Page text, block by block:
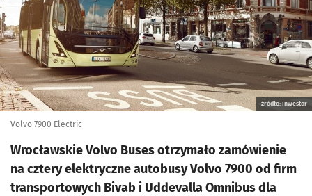
źródło: inwestor
Volvo 7900 Electric
Wrocławskie Volvo Buses otrzymało zamówienie
na cztery elektryczne autobusy Volvo 7900 od firm
transportowych Bivab i Uddevalla Omnibus dla